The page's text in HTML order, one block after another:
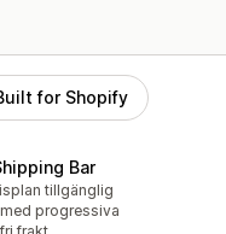
for Shopify
Bar
tillgänglig
progressiva